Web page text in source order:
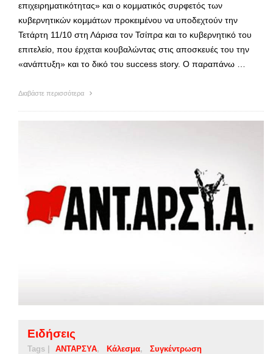
επιχειρηματικότητας» και ο κομματικός συρφετός των
κυβερνητικών κομμάτων προκειμένου να υποδεχτούν την
Τετάρτη 11/10 στη Λάρισα τον Τσίπρα και το κυβερνητικό του
επιτελείο, που έρχεται κουβαλώντας στις αποσκευές του την
«ανάπτυξη» και το δικό του success story. Ο παραπάνω …
Διαβάστε περισσότερα
Ειδήσεις
Tags | ΑΝΤΑΡΣΥΑ Κάλεσμα Συγκέντρωση